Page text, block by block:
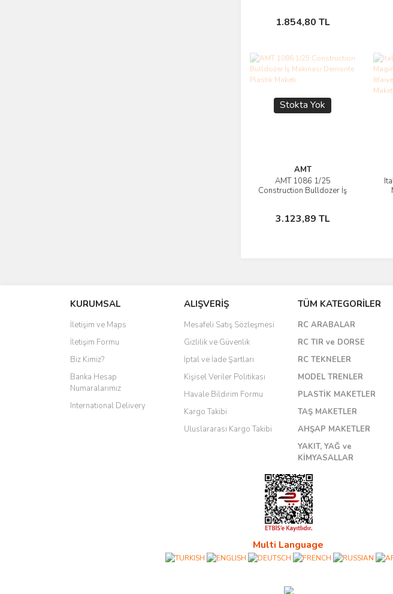
1.854,80 TL
Sepete Ekle
Stokta Yok
AMT
AMT 1086 1/25
Construction Bulldozer İş
3.123,89 TL
Ürünü İncele
Stokta Yok
KURUMSAL
İletişim ve Maps
İletişim Formu
Biz Kimiz?
Banka Hesap
Numaralarımız
International Delivery
ALIŞVERİŞ
Mesafeli Satış Sözleşmesi
Gizlilik ve Güvenlik
İptal ve İade Şartları
Kişisel Veriler Politikası
Havale Bildirim Formu
Kargo Takibi
Uluslararası Kargo Takibi
TÜM KATEGORİLER
RC ARABALAR
RC TIR ve DORSE
RC TEKNELER
MODEL TRENLER
PLASTİK MAKETLER
TAŞ MAKETLER
AHŞAP MAKETLER
YAKIT, YAĞ ve
KİMYASALLAR
Multi Language